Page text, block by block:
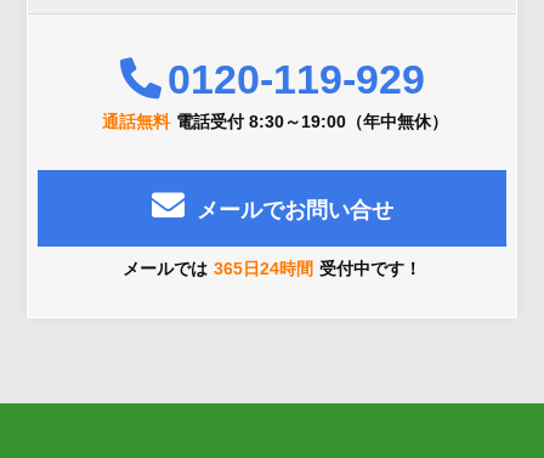
0120-119-929
通話無料 電話受付 8:30～19:00（年中無休）
メールでお問い合せ
メールでは 365日24時間 受付中です！